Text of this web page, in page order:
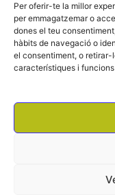
Per oferir-te la millor
per emmagatzemar o
dones el teu
hàbits de navegació o
el consentiment, o
característiques i
I
n
s
t
g
r
a
Y
o
u
t
u
b
R
s
s
2026 © Ajuntament de